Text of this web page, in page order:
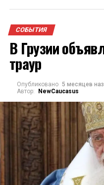
СОБЫТИЯ
В Грузии
траур
Опубликовано 5 месяцев
Автор:
NewCaucasus